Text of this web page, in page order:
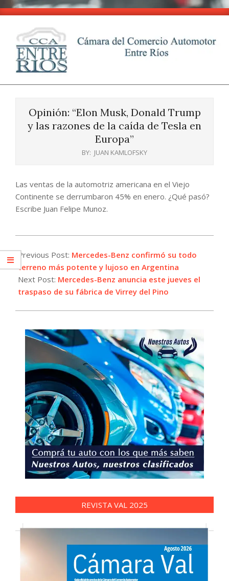
Skip
content
CCA
Entre
Ríos
Opinión: “Elon Musk, Donald Trump
y las razones de la caída de Tesla en
Europa”
BY: JUAN KAMLOFSKY
Las ventas de la automotriz americana en el Viejo
Continente se derrumbaron 45% en enero. ¿Qué pasó?
Escribe Juan Felipe Munoz.
02-
18
Previous Post: Mercedes-Benz confirmó su todo
terreno más potente y lujoso en Argentina
Next Post: Mercedes-Benz anuncia este jueves el
traspaso de su fábrica de Virrey del Pino
REVISTA VAL 2025